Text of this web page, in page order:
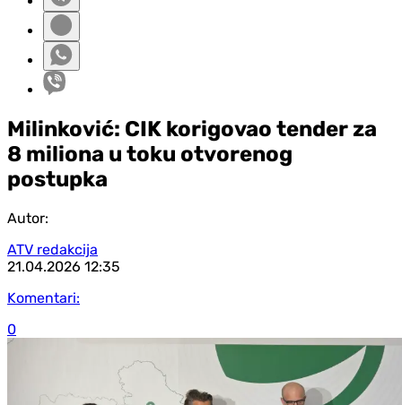
Milinković: CIK korigovao tender za
8 miliona u toku otvorenog
postupka
Autor:
ATV redakcija
21.04.2026 12:35
Komentari:
0